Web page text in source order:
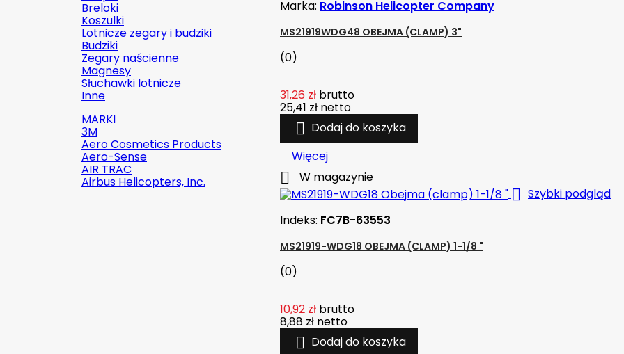
Breloki
Koszulki
Lotnicze zegary i budziki
Budziki
Zegary naścienne
Magnesy
Słuchawki lotnicze
Inne
MARKI
3M
Aero Cosmetics Products
Aero-Sense
AIR TRAC
Airbus Helicopters, Inc.
Marka: Robinson Helicopter Company
MS21919WDG48 OBEJMA (CLAMP) 3"
(0)
31,26 zł brutto
25,41 zł netto
 Dodaj do koszyka
Więcej
 W magazynie
 Szybki podgląd
Indeks: FC7B-63553
MS21919-WDG18 OBEJMA (CLAMP) 1-1/8 "
(0)
10,92 zł brutto
8,88 zł netto
 Dodaj do koszyka